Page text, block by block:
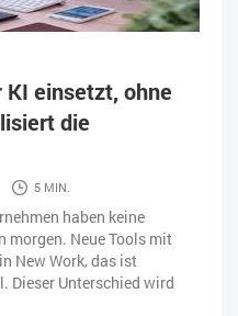
einsetzt, ohne
die
5 MIN.
haben keine
Neue Tools mit
New Work, das ist
Dieser Unterschied wird